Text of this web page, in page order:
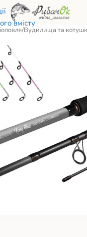
вмісту
/Вудилища та
збільшити